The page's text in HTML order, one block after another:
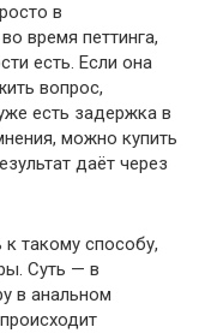
в
время петтинга,
есть. Если она
вопрос,
есть задержка в
можно купить
даёт через
такому способу,
Суть — в
в анальном